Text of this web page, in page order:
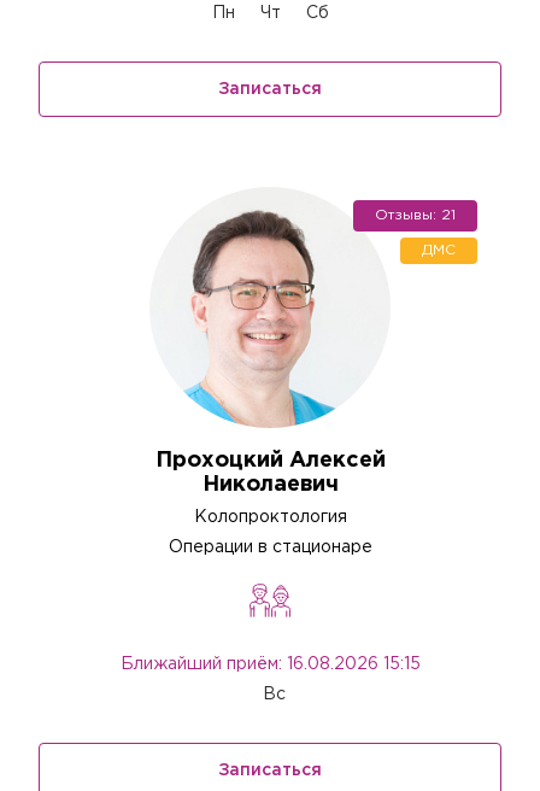
Пн Чт Сб
Записаться
Прохоцкий Алексей
Николаевич
Колопроктология
Операции в стационаре
Ближайший приём: 16.08.2026 15:15
Вс
Записаться
Отзывы: 21
ДМС